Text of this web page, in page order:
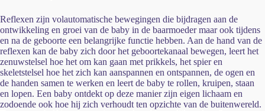
Reflexen zijn volautomatische bewegingen die bijdragen aan de
ontwikkeling en groei van de baby in de baarmoeder maar ook tijdens
en na de geboorte een belangrijke functie hebben. Aan de hand van de
reflexen kan de baby zich door het geboortekanaal bewegen, leert het
zenuwstelsel hoe het om kan gaan met prikkels, het spier en
skeletstelsel hoe het zich kan aanspannen en ontspannen, de ogen en
de handen samen te werken en leert de baby te rollen, kruipen, staan
en lopen. Een baby ontdekt op deze manier zijn eigen lichaam en
zodoende ook hoe hij zich verhoudt ten opzichte van de buitenwereld.